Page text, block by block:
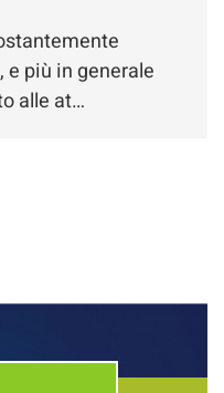
più in generale
alle at…